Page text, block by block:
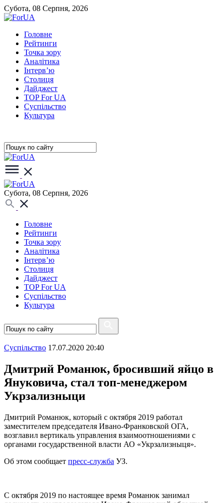
Субота, 08 Серпня, 2026
Головне
Рейтинги
Точка зору
Аналітика
Інтерв’ю
Столиця
Дайджест
TOP For UA
Суспiльство
Культура
Субота, 08 Серпня, 2026
Головне
Рейтинги
Точка зору
Аналітика
Інтерв’ю
Столиця
Дайджест
TOP For UA
Суспiльство
Культура
Суспiльство 17.07.2020 20:40
Дмитрий Романюк, бросивший яйцо в
Януковича, стал топ-менеджером
Укрзализныци
Дмитрий Романюк, который с октября 2019 работал
заместителем председателя Ивано-Франковской ОГА,
возглавил вертикаль управления взаимоотношениями с
органами государственной власти АО «Укрзализныця».
Об этом сообщает пресс-служба УЗ.
С октября 2019 по настоящее время Романюк занимал